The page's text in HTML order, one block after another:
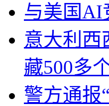
与美国AI
意大利西
藏500多
警方通报